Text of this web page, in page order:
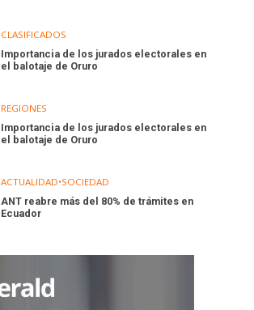
CLASIFICADOS
Importancia de los jurados electorales en
el balotaje de Oruro
REGIONES
Importancia de los jurados electorales en
el balotaje de Oruro
ACTUALIDAD•SOCIEDAD
ANT reabre más del 80% de trámites en
Ecuador